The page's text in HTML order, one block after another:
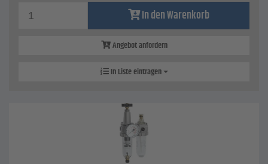
In den Warenkorb
Angebot anfordern
In Liste eintragen